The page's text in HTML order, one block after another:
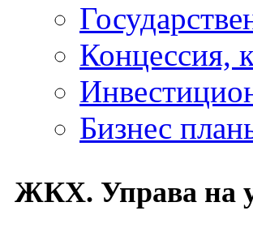
Концессия,
Бизнес
ЖКХ. Управа на